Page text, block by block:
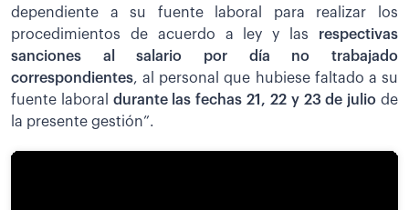
dependiente a su fuente laboral para realizar los
procedimientos de acuerdo a ley y las respectivas
sanciones al salario por día no trabajado
correspondientes, al personal que hubiese faltado a su
fuente laboral durante las fechas 21, 22 y 23 de juliode
la presente gestión”.